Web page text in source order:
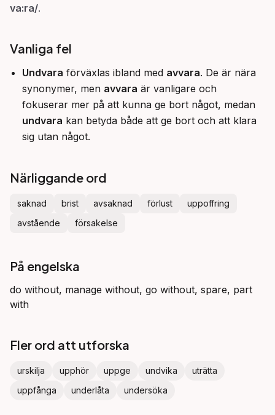
va:ra/.
Vanliga fel
Undvara förväxlas ibland med avvara. De är nära
synonymer, men avvara är vanligare och
fokuserar mer på att kunna ge bort något, medan
undvara kan betyda både att ge bort och att klara
sig utan något.
Närliggande ord
saknad brist avsaknad förlust
uppoffring
avstående
försakelse
På engelska
do without, manage without, go without, spare, part
with
Fler ord att utforska
urskilja upphör uppge undvika
uträtta
uppfånga
underlåta undersöka